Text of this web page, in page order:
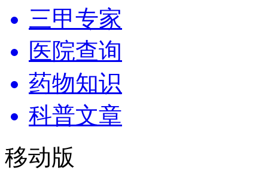
三甲专家
医院查询
药物知识
科普文章
移动版